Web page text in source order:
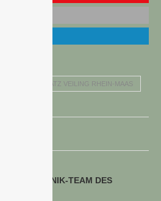
UMSATZ VEILING RHEIN-MAAS
IM TECHNIK-TEAM DES